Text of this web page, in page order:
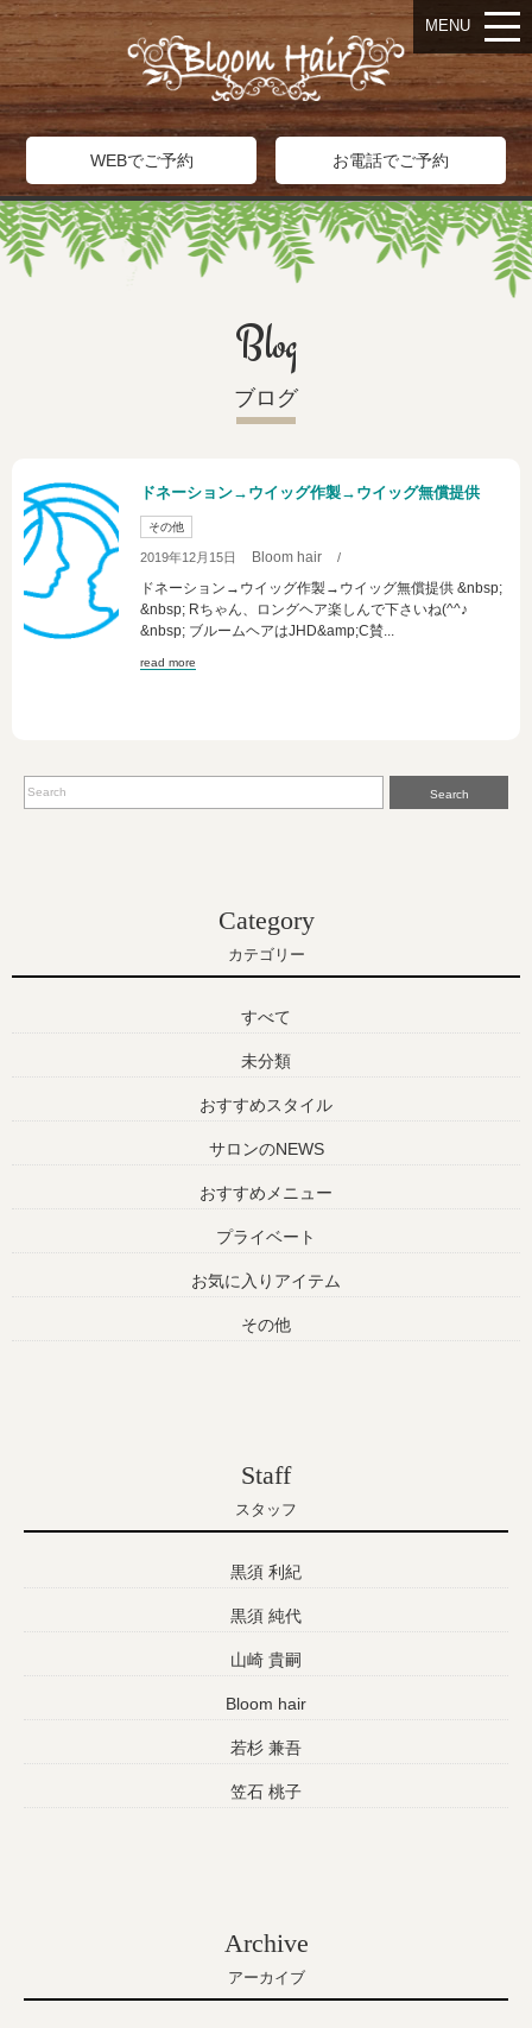
WEBでご予約 お電話でご予約
MENU
Blog
ブログ
ドネーション→ウイッグ作製→ウイッグ無償提供
その他
2019年12月15日 Bloom hair /
ドネーション→ウイッグ作製→ウイッグ無償提供 &nbsp;
&nbsp; Rちゃん、ロングヘア楽しんで下さいね(^^♪
&nbsp; ブルームヘアはJHD&amp;C賛...
read more
Search
Category
カテゴリー
すべて
未分類
おすすめスタイル
サロンのNEWS
おすすめメニュー
プライベート
お気に入りアイテム
その他
Staff
スタッフ
黒須 利紀
黒須 純代
山崎 貴嗣
Bloom hair
若杉 兼吾
笠石 桃子
Archive
アーカイブ